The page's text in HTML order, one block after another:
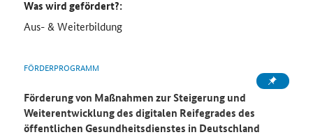
Was wird gefördert?:
Aus- & Weiterbildung
FÖRDERPROGRAMM
Förderung von Maßnahmen zur Steigerung und
Weiterentwicklung des digitalen Reifegrades des
öffentlichen Gesundheitsdienstes in Deutschland